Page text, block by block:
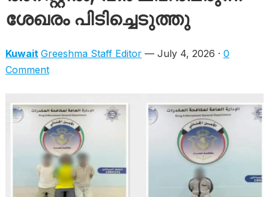
ശേഖരം പിടിച്ചെടുത്തു
Kuwait Greeshma Staff Editor— July 4, 2026 · 0
Comment